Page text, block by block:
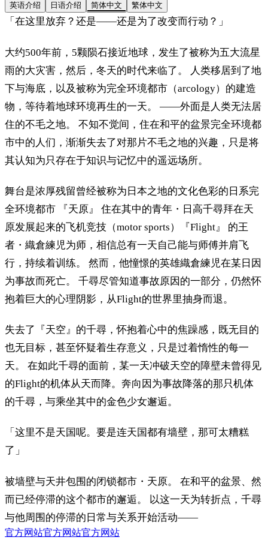
英语介绍 日语介绍 简体中文 繁体中文
「在这里放弃？还是——还是为了改变而行动？」
大约500年前，5颗陨石接近地球，发生了被称为五大流星
雨的大灾害，然后，冬天的时代来临了。 人类移居到了地
下与海底，以及被称为完全环境都市（arcology）的建造
物，等待着地球环境再生的一天。 ——外面是人类无法居
住的不毛之地。 不知不觉间，住在和平的盆景完全环境都
市中的人们，渐渐失去了对那片不毛之地的兴趣，只是将
其认知为只存在于知识与记忆中的遥远场所。
舞台是浓厚残留曾经被称为日本之地的文化色彩的日系完
全环境都市 『天原』 住在其中的青年・日高千尋拜在天
原发展起来的飞机竞技（motor sports）『Flight』 的王
者・織倉練児为师，相信总有一天自己能与师傅并肩飞
行，持续着训练。 然而，他憧憬的英雄織倉練児在某日因
为事故而死亡。 千尋尽管知道事故原因的一部分，仍然怀
抱着巨大的心理阴影，从Flight的世界里抽身而退。
失去了『天空』的千尋，怀抱着心中的焦躁感，既无目的
也无目标，甚至怀疑着生存意义，只是过着惰性的每一
天。 在如此千尋的面前，某一天冲破天空的障壁未曾得见
的Flight的机体从天而降。奔向因为事故降落的那只机体
的千尋，与乘坐其中的金色少女邂逅。
「这里不是天国呢。要是连天国都有墙壁，那可太糟糕
了」
被墙壁与天井包围的闭锁都市・天原。 在和平的盆景、然
而已经停滞的这个都市的邂逅。 以这一天为转折点，千尋
与他周围的停滞的日常与关系开始活动——
官方网站官方网站官方网站